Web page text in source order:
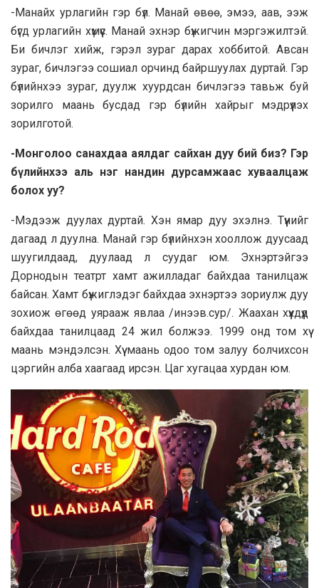
-Манайх урлагийн гэр бүл. Манай өвөө, эмээ, aaв, ээж
бүгд урлагийн хүмүүс. Манай эхнэр бүжигчин мэргэжилтэй.
Би бичлэг хийж, гэрэл зураг дарах хоббитой. Авсан
зураг, бичлэгээ сошиал орчинд байршуулах дуртай. Гэр
бүлийнхээ зураг, дуулж xyypдcaн бичлэгээ тавьж буй
зорилго маань бусдад гэр бүлийн хайрыг мэдрүүлэх
зорилготой.
-Монголоо caнахдaa аялдаг сайхан дуу бий биз? Гэр
бүлийнхээ аль нэг нандин дурсамжаас хуваалцаж
болох уу?
-Мэдээж дуулах дуртай. Хэн ямар дуу эхэлнэ. Түүнийг
дагаад л дуулна. Манай гэр бүлийнхэн хооллож дуусаад
шуугилдаад, дуулаад л суудаг юм. Эхнэртэйгээ
Дорнодын театрт хамт ажилладаг байхдаа танилцаж
байсан. Хамт бүжиглэдэг байхдаа эхнэртээ зориулж дуу
зохиож өгөөд уярааж явлаа /инээв.сур/. Жаахан хүүхдүүд
байхдаа танилцаад 24 жил болжээ. 1999 онд том хүү
маань мэндэлсэн. Хүү маань одоо том залуу болчихсон
цэргийн алба хаагаад ирсэн. Цаг хугацаа хурдан юм.